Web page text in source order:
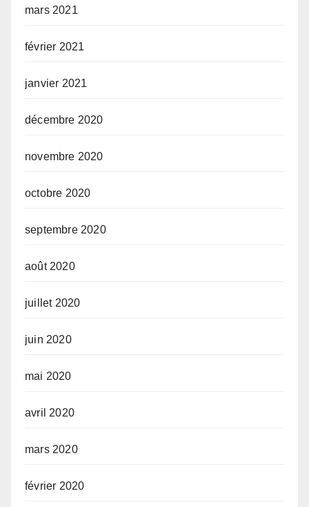
mars 2021
février 2021
janvier 2021
décembre 2020
novembre 2020
octobre 2020
septembre 2020
août 2020
juillet 2020
juin 2020
mai 2020
avril 2020
mars 2020
février 2020